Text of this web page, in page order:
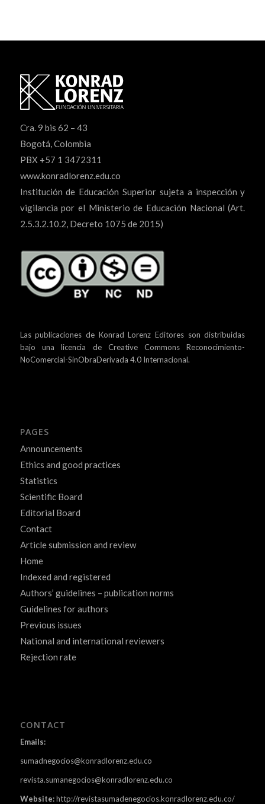
Cra. 9 bis 62 – 43
Bogotá, Colombia
PBX +57 1 3472311
www.konradlorenz.edu.co
Institución de Educación Superior sujeta a inspección y
vigilancia por el Ministerio de Educación Nacional (Art.
2.5.3.2.10.2, Decreto 1075 de 2015)
Las publicaciones de Konrad Lorenz Editores son distribuidas
bajo unalicencia de Creative Commons Reconocimiento-
NoComercial-SinObraDerivada 4.0 Internacional.
PAGES
Announcements
Ethics and good practices
Statistics
Scientific Board
Editorial Board
Contact
Article submission and review
Home
Indexed and registered
Authors’ guidelines – publication norms
Guidelines for authors
Previous issues
National and international reviewers
Rejection rate
CONTACT
Emails:
sumadnegocios@konradlorenz.edu.co
revista.sumanegocios@konradlorenz.edu.co
Website: http://revistasumadenegocios.konradlorenz.edu.co/